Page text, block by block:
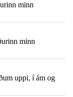
minn
minn
uppi, í ám og